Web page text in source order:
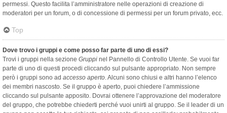
permessi. Questo facilita l’amministratore nelle operazioni di creazione di
moderatori per un forum, o di concessione di permessi per un forum privato, ecc.
Top
Dove trovo i gruppi e come posso far parte di uno di essi?
Trovi i gruppi nella sezione Gruppi nel Pannello di Controllo Utente. Se vuoi far
parte di uno di questi procedi cliccando sul pulsante appropriato. Non sempre
però i gruppi sono ad accesso aperto. Alcuni sono chiusi e altri hanno l’elenco
dei membri nascosto. Se il gruppo è aperto, puoi chiedere l’ammissione
cliccando sul pulsante apposito. Dovrai ottenere l’approvazione del moderatore
del gruppo, che potrebbe chiederti perché vuoi unirti al gruppo. Se il leader di un